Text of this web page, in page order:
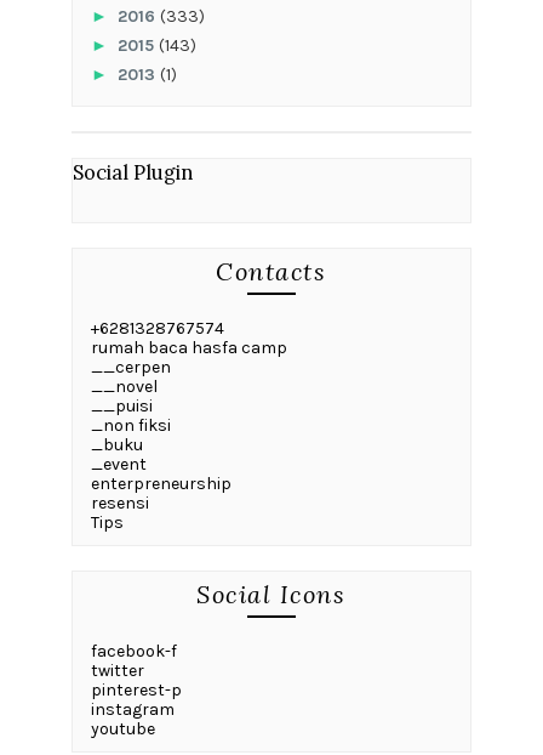
► 2016 (333)
► 2015 (143)
► 2013 (1)
Social Plugin
Contacts
+6281328767574
rumah baca hasfa camp
__cerpen
__novel
__puisi
_non fiksi
_buku
_event
enterpreneurship
resensi
Tips
Social Icons
facebook-f
twitter
pinterest-p
instagram
youtube